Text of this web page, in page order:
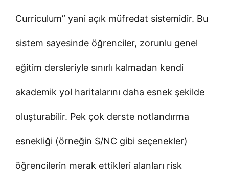
Curriculum” yani açık müfredat sistemidir. Bu
sistem sayesinde öğrenciler, zorunlu genel
eğitim dersleriyle sınırlı kalmadan kendi
akademik yol haritalarını daha esnek şekilde
oluşturabilir. Pek çok derste notlandırma
esnekliği (örneğin S/NC gibi seçenekler)
öğrencilerin merak ettikleri alanları risk